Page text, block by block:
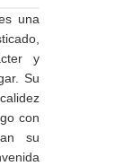
una
y
Su
con
su